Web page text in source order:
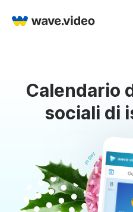
Calendario
sociali di